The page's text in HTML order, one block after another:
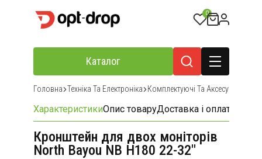
0
Каталог
Головна Техніка Та Електроніка Комплектуючі Та Аксесуари Для
ХарактеристикиОпис товаруДоставка і оплата
Кронштейн для двох моніторів
North Bayou NB H180 22-32"